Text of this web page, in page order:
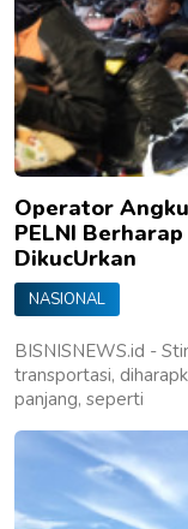
Operator
PELNI
DikucUrkan
NASIONAL
BISNISNEWS.id -
transportasi,
panjang, seperti